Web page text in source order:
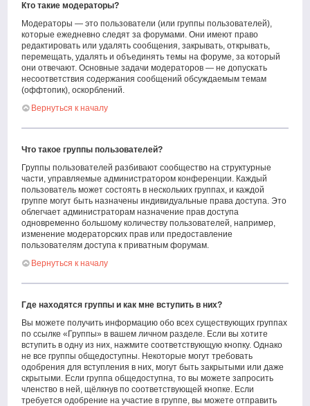
Кто такие модераторы?
Модераторы — это пользователи (или группы пользователей),
которые ежедневно следят за форумами. Они имеют право
редактировать или удалять сообщения, закрывать, открывать,
перемещать, удалять и объединять темы на форуме, за который
они отвечают. Основные задачи модераторов — не допускать
несоответствия содержания сообщений обсуждаемым темам
(оффтопик), оскорблений.
Вернуться к началу
Что такое группы пользователей?
Группы пользователей разбивают сообщество на структурные
части, управляемые администратором конференции. Каждый
пользователь может состоять в нескольких группах, и каждой
группе могут быть назначены индивидуальные права доступа. Это
облегчает администраторам назначение прав доступа
одновременно большому количеству пользователей, например,
изменение модераторских прав или предоставление
пользователям доступа к приватным форумам.
Вернуться к началу
Где находятся группы и как мне вступить в них?
Вы можете получить информацию обо всех существующих группах
по ссылке «Группы» в вашем личном разделе. Если вы хотите
вступить в одну из них, нажмите соответствующую кнопку. Однако
не все группы общедоступны. Некоторые могут требовать
одобрения для вступления в них, могут быть закрытыми или даже
скрытыми. Если группа общедоступна, то вы можете запросить
членство в ней, щёлкнув по соответствующей кнопке. Если
требуется одобрение на участие в группе, вы можете отправить